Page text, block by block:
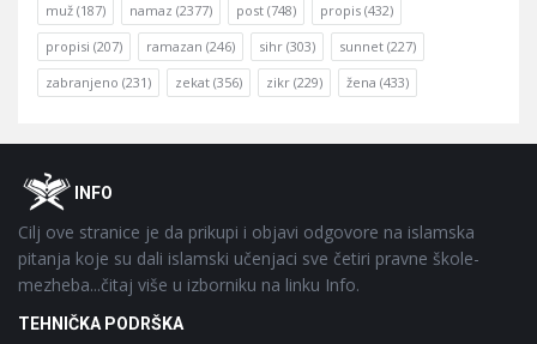
muž (187) namaz (2377) post (748) propis (432)
propisi (207) ramazan (246) sihr (303) sunnet (227)
zabranjeno (231) zekat (356) zikr (229) žena (433)
FooterOINFO
Cilj ove stranice je da prikupi i objavi odgovore na islamska
pitanja koje su dali islamski učenjaci sve četiri pravne škole-
mezheba...čitaj više u izborniku na linku Info.
TEHNIČKA PODRŠKA